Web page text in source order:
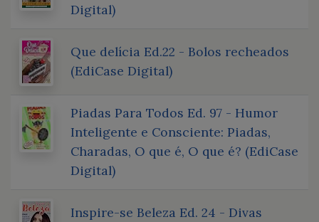
Digital)
Que delícia Ed.22 - Bolos recheados
(EdiCase Digital)
Piadas Para Todos Ed. 97 - Humor
Inteligente e Consciente: Piadas,
Charadas, O que é, O que é? (EdiCase
Digital)
Inspire-se Beleza Ed. 24 - Divas